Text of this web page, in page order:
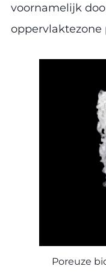
voornamelijk
oppervlaktezone
Poreuze